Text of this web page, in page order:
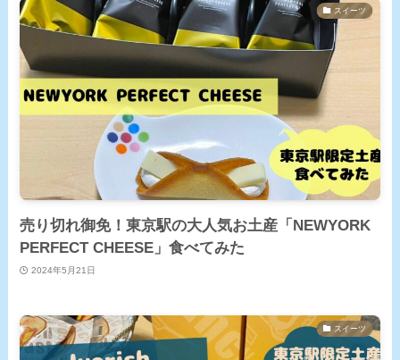
スイーツ
売り切れ御免！東京駅の大人気お土産「NEWYORK
PERFECT CHEESE」食べてみた
2024年5月21日
スイーツ